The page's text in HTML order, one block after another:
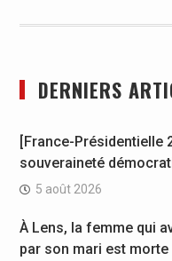
DERNIERS
[France-Présidentielle
souveraineté
5 août 2026
À Lens, la femme qui
par son mari est morte